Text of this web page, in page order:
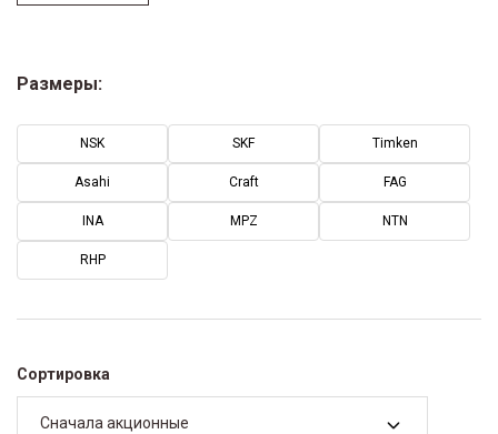
Размеры:
NSK SKF Timken
Asahi Craft FAG
INA MPZ NTN
RHP
Сортировка
Сначала акционные